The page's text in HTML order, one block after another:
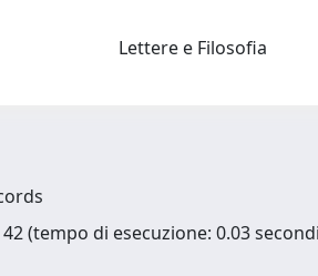
Lettere e Filosofia
(tempo di esecuzione: 0.03